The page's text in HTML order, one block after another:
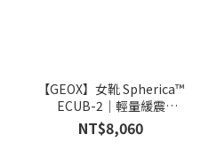
【GEOX】女靴 Spherica™
ECUB-2｜輕量緩震
Spherica™ 厚底透氣 切爾西
短靴｜奶茶色
NT$8,060